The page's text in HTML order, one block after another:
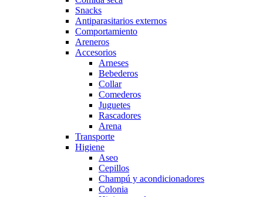
Snacks
Antiparasitarios externos
Comportamiento
Areneros
Accesorios
Arneses
Bebederos
Collar
Comederos
Juguetes
Rascadores
Arena
Transporte
Higiene
Aseo
Cepillos
Champú y acondicionadores
Colonia